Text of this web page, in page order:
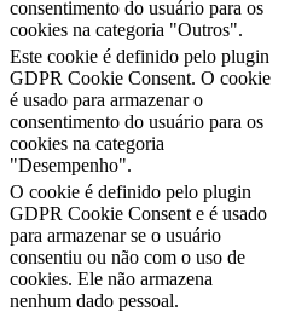
consentimento do usuário para os
cookies na categoria "Outros".
Este cookie é definido pelo plugin
GDPR Cookie Consent. O cookie
é usado para armazenar o
consentimento do usuário para os
cookies na categoria
"Desempenho".
O cookie é definido pelo plugin
GDPR Cookie Consent e é usado
para armazenar se o usuário
consentiu ou não com o uso de
cookies. Ele não armazena
nenhum dado pessoal.